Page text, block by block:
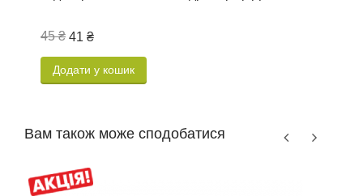
45 ₴ 41 ₴
Додати у кошик
Вам також може сподобатися